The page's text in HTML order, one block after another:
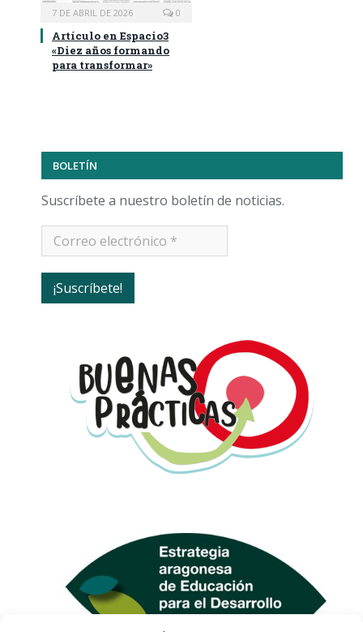
7 DE ABRIL DE 2026 0
Artículo en Espacio3
«Diez años formando
para transformar»
BOLETÍN
Suscríbete a nuestro boletín de noticias.